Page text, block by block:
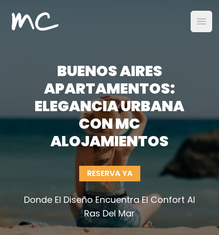
MC Alojamientos
BUENOS AIRES
APARTAMENTOS:
ELEGANCIA URBANA
CON MC
ALOJAMIENTOS
RESERVA YA
Donde El Diseño Encuentra El Confort Al
Ras Del Mar